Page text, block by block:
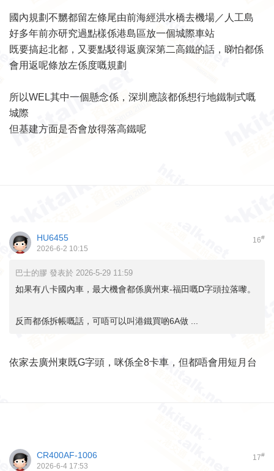
國內規劃不嬲都留左條尾由前海經洪水橋去機場／人工島
好多年前亦研究過點樣係港島區放一個城際車站
既要搞起北都，又要點駁得返廣深第二高鐵的話，睇怕都係
會用返呢條放左係度嘅規劃
所以WEL其中一個懸念係，深圳應該都係想行地鐵制式嘅
城際
但基建方面是否會放得落高鐵呢
16#
HU6455
2026-6-2 10:15
巴士的膠 發表於 2026-5-29 11:59
如果有八卡國內車，最大機會都係廣州東-福田嘅D字頭拉落嚟。
反而都係拆帳嘅話，可唔可以叫港鐵買啲6A做 ...
依家去廣州東既G字頭，咪係全8卡車，但都唔會用短月台
17#
CR400AF-1006
2026-6-4 17:53